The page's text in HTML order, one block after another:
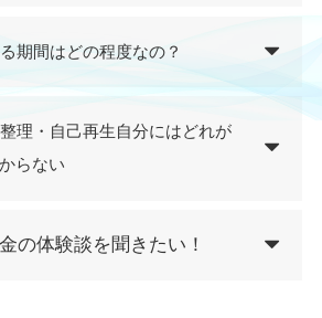
期間はどの程度なの？
理・自己再生自分にはどれが
らない
の体験談を聞きたい！